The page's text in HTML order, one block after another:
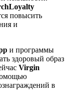
повысить
и
и программы
здоровый образ
Virgin
в